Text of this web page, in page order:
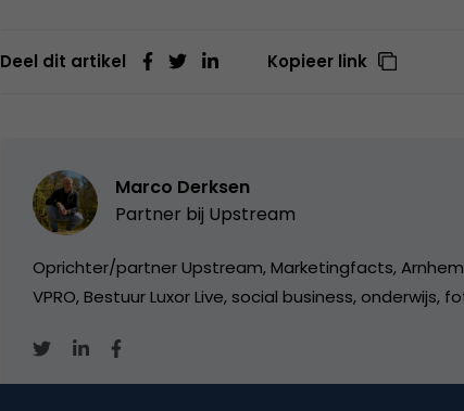
Deel dit artikel Kopieer link
Marco Derksen
Partner bij Upstream
Oprichter/partner Upstream, Marketingfacts, Arnhem
VPRO, Bestuur Luxor Live, social business, onderwijs,